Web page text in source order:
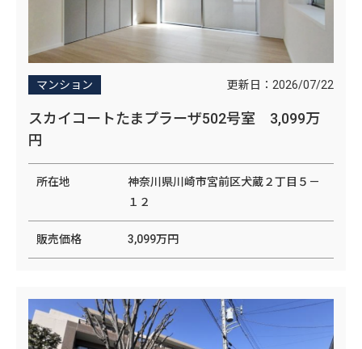
マンション 更新日： 2026/07/22
スカイコートたまプラーザ502号室 3,099万
円
所在地
神奈川県川崎市宮前区犬蔵２丁目５－
１２
販売価格 3,099万円